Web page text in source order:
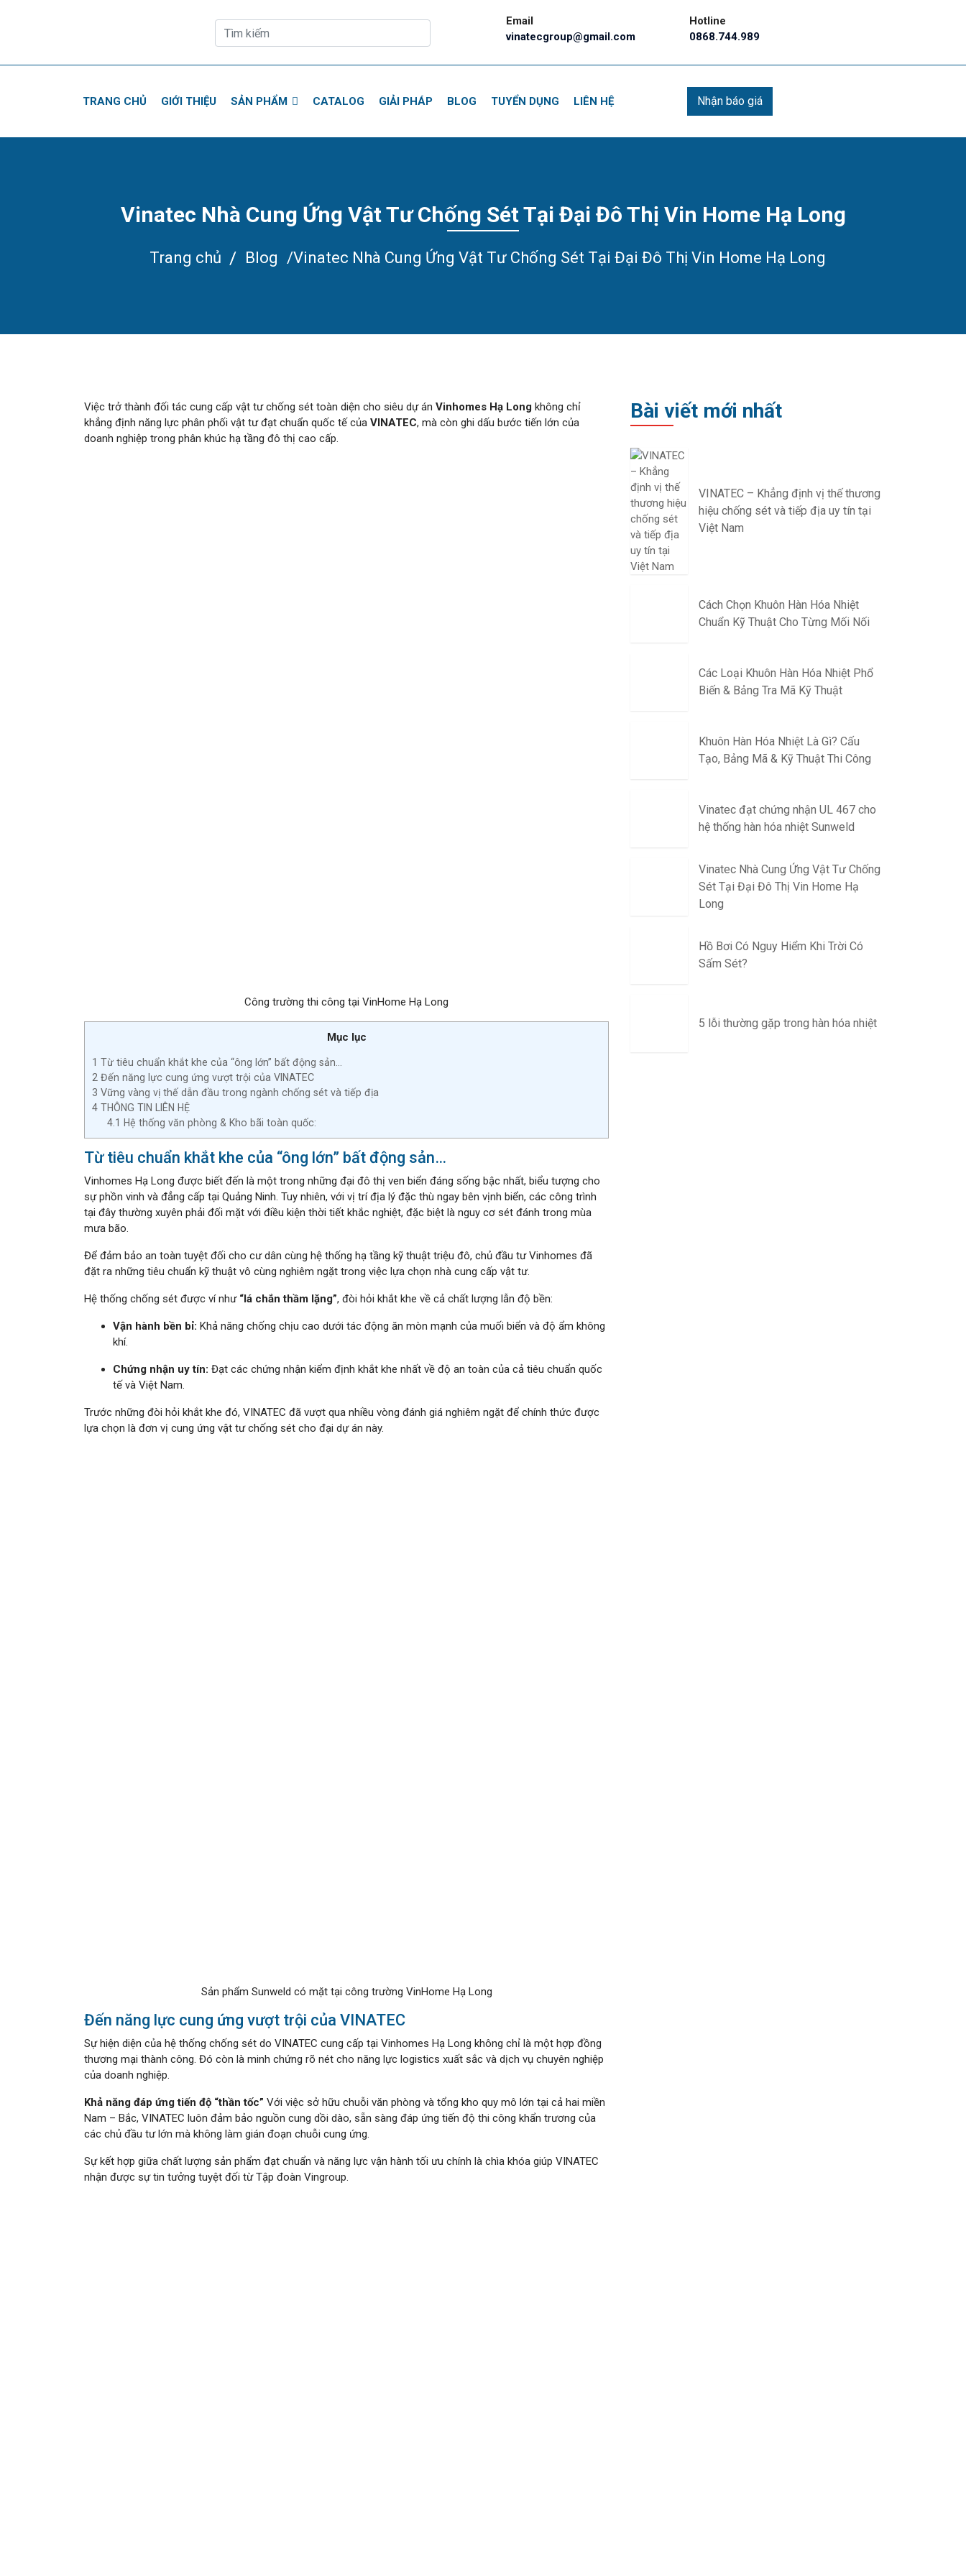
Email
vinatecgroup@gmail.com
Hotline
0868.744.989
TRANG CHỦ GIỚI THIỆU SẢN PHẨM CATALOG GIẢI PHÁP BLOG TUYỂN DỤNG LIÊN HỆ Nhận báo giá
Vinatec Nhà Cung Ứng Vật Tư Chống Sét Tại Đại Đô Thị Vin Home Hạ Long
Trang chủ / Blog /Vinatec Nhà Cung Ứng Vật Tư Chống Sét Tại Đại Đô Thị Vin Home Hạ Long
Việc trở thành đối tác cung cấp vật tư chống sét toàn diện cho siêu dự án Vinhomes Hạ Long không chỉ
khẳng định năng lực phân phối vật tư đạt chuẩn quốc tế của VINATEC, mà còn ghi dấu bước tiến lớn của
doanh nghiệp trong phân khúc hạ tầng đô thị cao cấp.
Công trường thi công tại VinHome Hạ Long
Mục lục
1 Từ tiêu chuẩn khắt khe của “ông lớn” bất động sản…
2 Đến năng lực cung ứng vượt trội của VINATEC
3 Vững vàng vị thế dẫn đầu trong ngành chống sét và tiếp địa
4 THÔNG TIN LIÊN HỆ
4.1
Hệ thống văn phòng & Kho bãi toàn quốc:
Từ tiêu chuẩn khắt khe của “ông lớn” bất động sản…
Vinhomes Hạ Long được biết đến là một trong những đại đô thị ven biển đáng sống bậc nhất, biểu tượng cho
sự phồn vinh và đẳng cấp tại Quảng Ninh. Tuy nhiên, với vị trí địa lý đặc thù ngay bên vịnh biển, các công trình
tại đây thường xuyên phải đối mặt với điều kiện thời tiết khắc nghiệt, đặc biệt là nguy cơ sét đánh trong mùa
mưa bão.
Để đảm bảo an toàn tuyệt đối cho cư dân cùng hệ thống hạ tầng kỹ thuật triệu đô, chủ đầu tư Vinhomes đã
đặt ra những tiêu chuẩn kỹ thuật vô cùng nghiêm ngặt trong việc lựa chọn nhà cung cấp vật tư.
Hệ thống chống sét được ví như “lá chắn thầm lặng”, đòi hỏi khắt khe về cả chất lượng lẫn độ bền:
Vận hành bền bỉ: Khả năng chống chịu cao dưới tác động ăn mòn mạnh của muối biển và độ ẩm không
khí.
Chứng nhận uy tín: Đạt các chứng nhận kiểm định khắt khe nhất về độ an toàn của cả tiêu chuẩn quốc
tế và Việt Nam.
Trước những đòi hỏi khắt khe đó, VINATEC đã vượt qua nhiều vòng đánh giá nghiêm ngặt để chính thức được
lựa chọn là đơn vị cung ứng vật tư chống sét cho đại dự án này.
Sản phẩm Sunweld có mặt tại công trường VinHome Hạ Long
Đến năng lực cung ứng vượt trội của VINATEC
Sự hiện diện của hệ thống chống sét do VINATEC cung cấp tại Vinhomes Hạ Long không chỉ là một hợp đồng
thương mại thành công. Đó còn là minh chứng rõ nét cho năng lực logistics xuất sắc và dịch vụ chuyên nghiệp
của doanh nghiệp.
Khả năng đáp ứng tiến độ “thần tốc” Với việc sở hữu chuỗi văn phòng và tổng kho quy mô lớn tại cả hai miền
Nam – Bắc, VINATEC luôn đảm bảo nguồn cung dồi dào, sẵn sàng đáp ứng tiến độ thi công khẩn trương của
các chủ đầu tư lớn mà không làm gián đoạn chuỗi cung ứng.
Sự kết hợp giữa chất lượng sản phẩm đạt chuẩn và năng lực vận hành tối ưu chính là chìa khóa giúp VINATEC
nhận được sự tin tưởng tuyệt đối từ Tập đoàn Vingroup.
Bài viết mới nhất
VINATEC – Khẳng định vị thế thương
hiệu chống sét và tiếp địa uy tín tại
Việt Nam
Cách Chọn Khuôn Hàn Hóa Nhiệt
Chuẩn Kỹ Thuật Cho Từng Mối Nối
Các Loại Khuôn Hàn Hóa Nhiệt Phổ
Biến & Bảng Tra Mã Kỹ Thuật
Khuôn Hàn Hóa Nhiệt Là Gì? Cấu
Tạo, Bảng Mã & Kỹ Thuật Thi Công
Vinatec đạt chứng nhận UL 467 cho
hệ thống hàn hóa nhiệt Sunweld
Vinatec Nhà Cung Ứng Vật Tư Chống
Sét Tại Đại Đô Thị Vin Home Hạ
Long
Hồ Bơi Có Nguy Hiểm Khi Trời Có
Sấm Sét?
5 lỗi thường gặp trong hàn hóa nhiệt